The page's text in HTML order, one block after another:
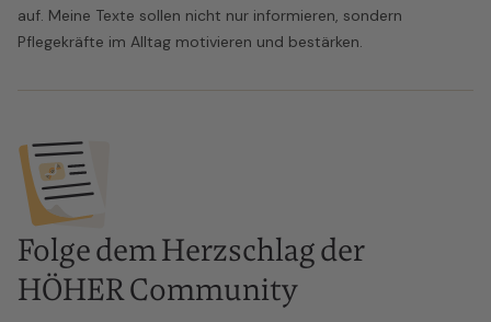
auf. Meine Texte sollen nicht nur informieren, sondern
Pflegekräfte im Alltag motivieren und bestärken.
Folge dem Herzschlag der
HÖHER Community